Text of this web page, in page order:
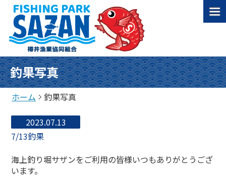
釣果写真
ホーム 釣果写真
2023.07.13
7/13釣果
海上釣り堀サザンをご利用の皆様いつもありがとうござ
います。